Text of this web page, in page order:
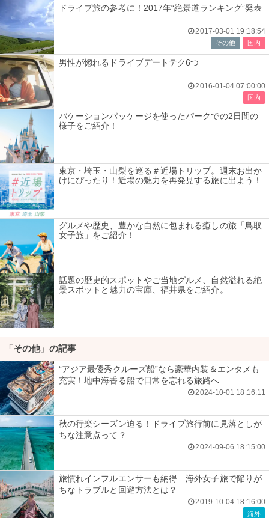
ドライブ旅の参考に！2017年“絶景道ランキング”発表
2017-03-01 19:18:54
その他 国内
男性が惚れるドライブデートテク6つ
2016-01-04 07:00:00
国内
バケーションパッケージを使ったパークでの2日間の
様子をご紹介！
東京・埼玉・山梨を巡る＃近場トリップ。週末お出か
けにぴったり！近場の魅力を再発見する旅に出よう！
グルメや歴史、豊かな自然に包まれる癒しの旅「鳥取
女子旅」をご紹介！
話題の歴史的スポットやご当地グルメ、自然溢れる絶
景スポットと魅力の宝庫、福井県をご紹介。
「その他」の記事
“アジア最優秀クルーズ船”なら豪華内装＆エンタメも
充実！地中海香る船で日常を忘れる旅路へ
2024-10-01 18:16:11
秋の行楽シーズン迫る！ドライブ旅行前に見落としが
ちな注意点って？
2024-09-06 18:15:00
旅慣れインフルエンサーも納得 海外女子旅で陥りが
ちなトラブルと回避方法とは？
2019-10-04 18:16:00
海外